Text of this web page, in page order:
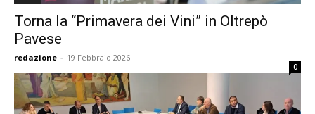
Torna la “Primavera dei Vini” in Oltrepò
Pavese
redazione - 19 Febbraio 2026
0